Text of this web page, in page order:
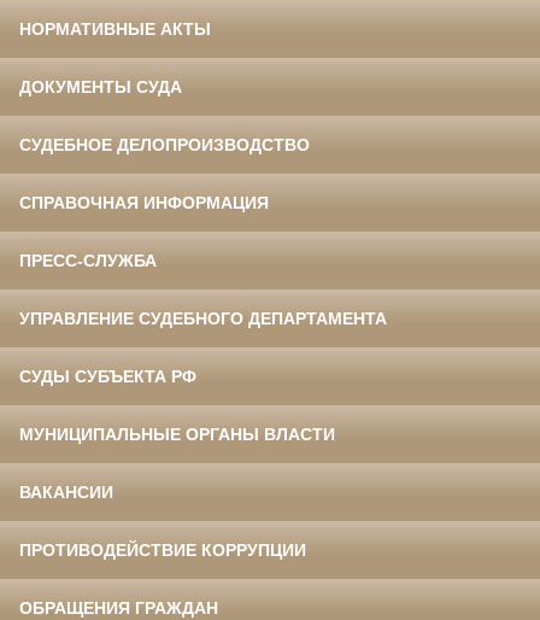
НОРМАТИВНЫЕ АКТЫ
ДОКУМЕНТЫ СУДА
СУДЕБНОЕ ДЕЛОПРОИЗВОДСТВО
СПРАВОЧНАЯ ИНФОРМАЦИЯ
ПРЕСС-СЛУЖБА
УПРАВЛЕНИЕ СУДЕБНОГО ДЕПАРТАМЕНТА
СУДЫ СУБЪЕКТА РФ
МУНИЦИПАЛЬНЫЕ ОРГАНЫ ВЛАСТИ
ВАКАНСИИ
ПРОТИВОДЕЙСТВИЕ КОРРУПЦИИ
ОБРАЩЕНИЯ ГРАЖДАН